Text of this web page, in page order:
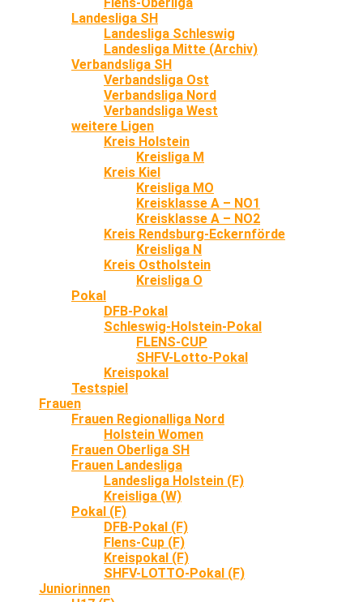
Landesliga SH
Landesliga Schleswig
Landesliga Mitte (Archiv)
Verbandsliga SH
Verbandsliga Ost
Verbandsliga Nord
Verbandsliga West
weitere Ligen
Kreis Holstein
Kreisliga M
Kreis Kiel
Kreisliga MO
Kreisklasse A – NO1
Kreisklasse A – NO2
Kreis Rendsburg-Eckernförde
Kreisliga N
Kreis Ostholstein
Kreisliga O
Pokal
DFB-Pokal
Schleswig-Holstein-Pokal
FLENS-CUP
SHFV-Lotto-Pokal
Kreispokal
Testspiel
Frauen
Frauen Regionalliga Nord
Holstein Women
Frauen Oberliga SH
Frauen Landesliga
Landesliga Holstein (F)
Kreisliga (W)
Pokal (F)
DFB-Pokal (F)
Flens-Cup (F)
Kreispokal (F)
SHFV-LOTTO-Pokal (F)
Juniorinnen